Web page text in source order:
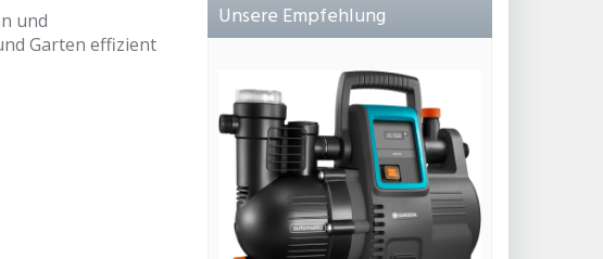
und
Garten effizient
Unsere Empfehlung